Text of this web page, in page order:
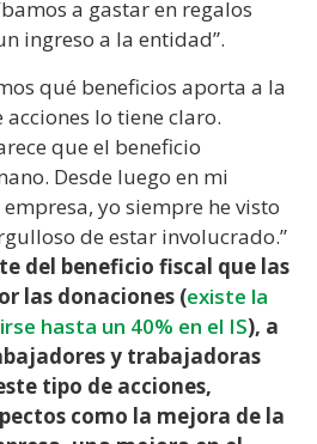
a gastar en regalos
ingreso a la entidad”.
qué beneficios aporta a la
lo tiene claro.
que el beneficio
Desde luego en mi
yo siempre he visto
de estar involucrado.”
del beneficio fiscal que las
las donaciones (existe la
hasta un 40% en el IS), a
y trabajadoras
tipo de acciones,
como la mejora de la